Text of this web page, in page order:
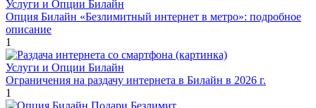
Услуги и Опции Билайн
Опция Билайн «Безлимитный интернет в метро»: подробное
описание
1
Услуги и Опции Билайн
Ограничения на раздачу интернета в Билайн в 2026 г.
1